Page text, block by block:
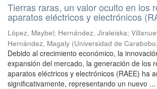
Tierras raras, un valor oculto en los
aparatos eléctricos y electrónicos
López, Maybel; Hernández, Jiraleiska;
Hernández, Magaly (Universidad de Carabobo,
Debido al crecimiento económico, la
expansión del mercado, la generación de los
aparatos eléctricos y electrónicos (RAEE) ha
significativamente, representando un nuevo ...